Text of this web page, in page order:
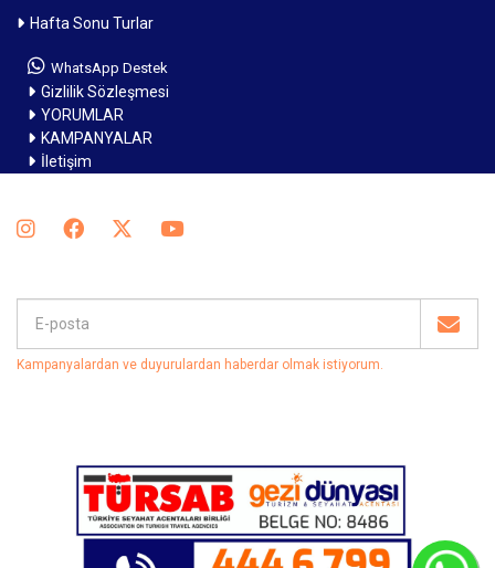
Hafta Sonu Turlar
WhatsApp Destek
Gizlilik Sözleşmesi
YORUMLAR
KAMPANYALAR
İletişim
Kampanyalardan ve duyurulardan haberdar olmak istiyorum